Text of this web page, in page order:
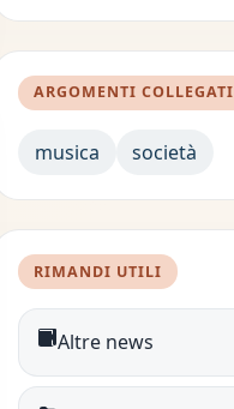
ARGOMENTI COLLEGATI
musica società
RIMANDI UTILI
Altre news